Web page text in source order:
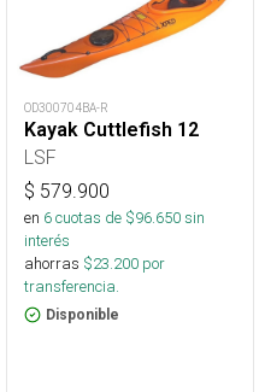
OD300704BA-R
Kayak Cuttlefish 12
LSF
$ 579.900
en 6cuotas de $96.650sin
interés
ahorras $23.200 por
transferencia.
Disponible